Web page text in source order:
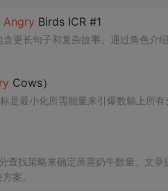
Angry Birds ICR #1
含更长句子和复杂故事。通过角色介
Cows）
是最小化所需能量来引爆数轴上所
查找策略来确定所需奶牛数量。文
案。